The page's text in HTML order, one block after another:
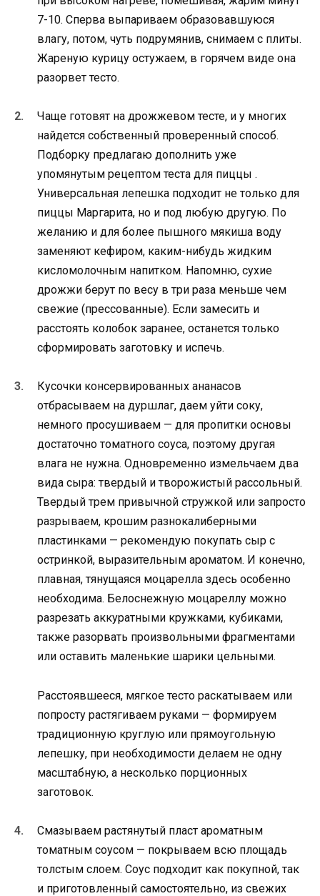
7-10. Сперва выпариваем образовавшуюся
влагу, потом, чуть подрумянив, снимаем с плиты.
Жареную курицу остужаем, в горячем виде она
разорвет тесто.
Чаще готовят на дрожжевом тесте, и у многих
найдется собственный проверенный способ.
Подборку предлагаю дополнить уже
упомянутым рецептом теста для пиццы .
Универсальная лепешка подходит не только для
пиццы Маргарита, но и под любую другую. По
желанию и для более пышного мякиша воду
заменяют кефиром, каким-нибудь жидким
кисломолочным напитком. Напомню, сухие
дрожжи берут по весу в три раза меньше чем
свежие (прессованные). Если замесить и
расстоять колобок заранее, останется только
сформировать заготовку и испечь.
Кусочки консервированных ананасов
отбрасываем на дуршлаг, даем уйти соку,
немного просушиваем — для пропитки основы
достаточно томатного соуса, поэтому другая
влага не нужна. Одновременно измельчаем два
вида сыра: твердый и творожистый рассольный.
Твердый трем привычной стружкой или запросто
разрываем, крошим разнокалиберными
пластинками — рекомендую покупать сыр с
остринкой, выразительным ароматом. И конечно,
плавная, тянущаяся моцарелла здесь особенно
необходима. Белоснежную моцареллу можно
разрезать аккуратными кружками, кубиками,
также разорвать произвольными фрагментами
или оставить маленькие шарики цельными.
Расстоявшееся, мягкое тесто раскатываем или
попросту растягиваем руками — формируем
традиционную круглую или прямоугольную
лепешку, при необходимости делаем не одну
масштабную, а несколько порционных
заготовок.
Смазываем растянутый пласт ароматным
томатным соусом — покрываем всю площадь
толстым слоем. Соус подходит как покупной, так
и приготовленный самостоятельно, из свежих